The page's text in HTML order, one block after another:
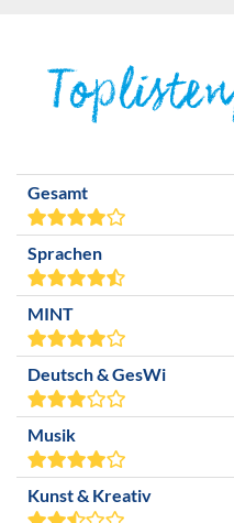
Gesamt
Sprachen
MINT
Deutsch & GesWi
Musik
Kunst & Kreativ